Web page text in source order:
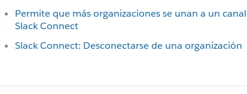
Permite que más organizaciones se unan a un
Slack Connect
Slack Connect: Desconectarse de una organización